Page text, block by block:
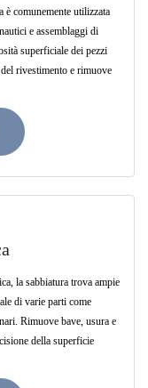
è comunemente utilizzata
e assemblaggi di
superficiale dei pezzi
rivestimento e rimuove
la sabbiatura trova ampie
di varie parti come
Rimuove bave, usura e
della superficie